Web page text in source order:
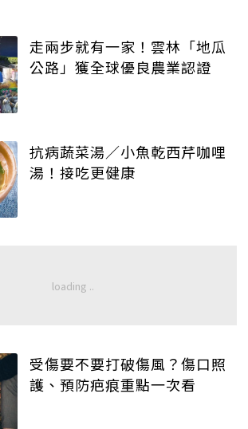
走兩步就有一家！雲林「地瓜
公路」獲全球優良農業認證
抗病蔬菜湯／小魚乾西芹咖哩
湯！接吃更健康
受傷要不要打破傷風？傷口照
護、預防疤痕重點一次看